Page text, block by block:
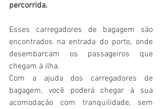
percorrida.
Esses carregadores de bagagem são
encontrados na entrada do porto, onde
desembarcam os passageiros que
chegam à ilha.
Com a ajuda dos carregadores de
bagagem, você poderá chegar à sua
acomodação com tranquilidade, sem